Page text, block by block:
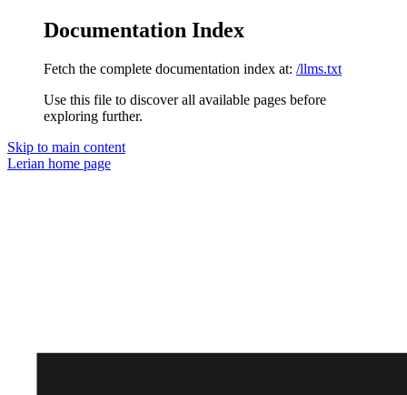
Documentation Index
Fetch the complete documentation index at: /llms.txt
Use this file to discover all available pages before
exploring further.
Skip to main content
Lerian home page